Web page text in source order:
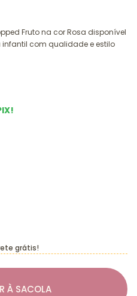
Fruto na cor Rosa disponível
infantil com qualidade e estilo
À SACOLA
grátis!